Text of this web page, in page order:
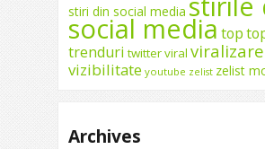
stiri din social media
social media top
trenduri twitterviral viralizare
vizibilitate youtube zelist zelist
Archives